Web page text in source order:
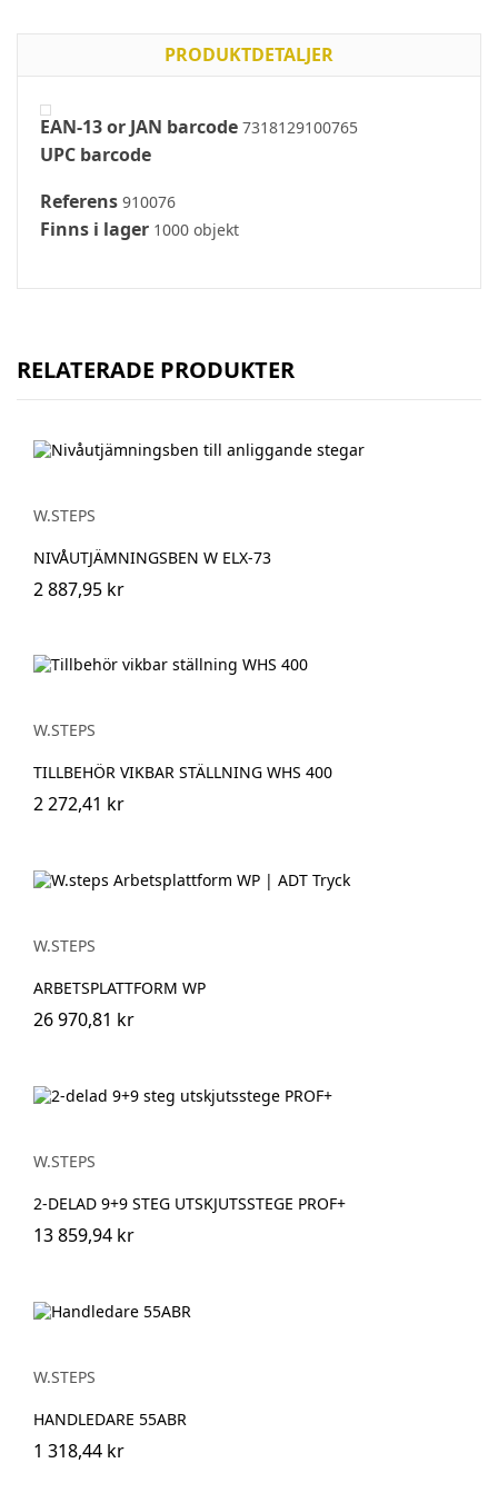
PRODUKTDETALJER
EAN-13 or JAN barcode 7318129100765
UPC barcode
Referens 910076
Finns i lager 1000 objekt
RELATERADE PRODUKTER
W.STEPS
NIVÅUTJÄMNINGSBEN W ELX-73
2 887,95 kr
W.STEPS
TILLBEHÖR VIKBAR STÄLLNING WHS 400
2 272,41 kr
W.STEPS
ARBETSPLATTFORM WP
26 970,81 kr
W.STEPS
2-DELAD 9+9 STEG UTSKJUTSSTEGE PROF+
13 859,94 kr
W.STEPS
HANDLEDARE 55ABR
1 318,44 kr